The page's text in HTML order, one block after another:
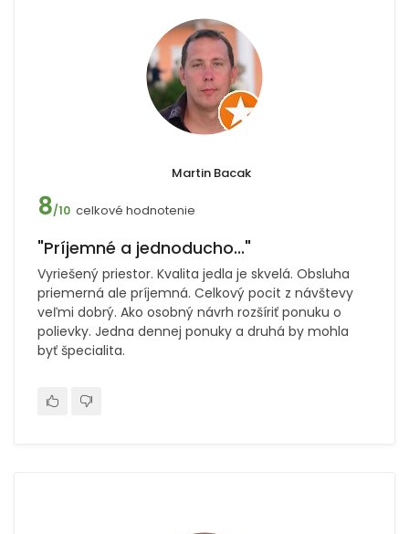
Martin Bacak
8/10 celkové hodnotenie
"Príjemné a jednoducho..."
Vyriešený priestor. Kvalita jedla je skvelá. Obsluha
priemerná ale príjemná. Celkový pocit z návštevy
veľmi dobrý. Ako osobný návrh rozšíriť ponuku o
polievky. Jedna dennej ponuky a druhá by mohla
byť špecialita.